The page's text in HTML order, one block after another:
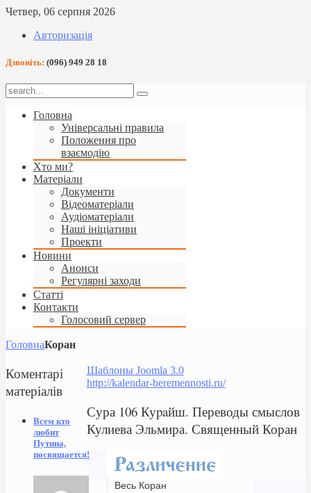
Четвер, 06 серпня 2026
Авторизація
Дзвоніть: (096) 949 28 18
Головна
Універсальні правила
Положення про
взаємодію
Хто ми?
Матеріали
Документи
Відеоматеріали
Аудіоматеріали
Наші ініціативи
Проекти
Новини
Анонси
Регулярні заходи
Статті
Контакти
Голосовий сервер
ГоловнаКоран
Шаблоны Joomla 3.0
http://kalendar-beremennosti.ru/
Сура 106 Куpaйш. Переводы смыслов
Кулиева Эльмира. Священный Коран
Весь Коран
Коментарі
матеріалів
Всем кто
любит
Путина,
посвящается!